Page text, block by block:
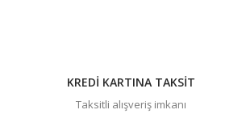
KREDİ KARTINA TAKSİT
Taksitli alışveriş imkanı